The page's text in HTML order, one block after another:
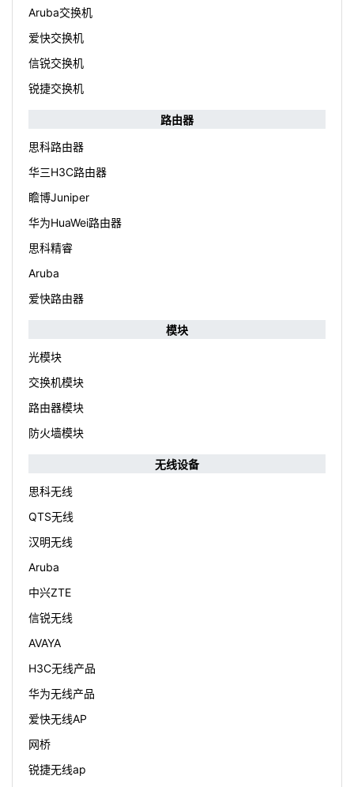
Aruba交换机
爱快交换机
信锐交换机
锐捷交换机
路由器
思科路由器
华三H3C路由器
瞻博Juniper
华为HuaWei路由器
思科精睿
Aruba
爱快路由器
模块
光模块
交换机模块
路由器模块
防火墙模块
无线设备
思科无线
QTS无线
汉明无线
Aruba
中兴ZTE
信锐无线
AVAYA
H3C无线产品
华为无线产品
爱快无线AP
网桥
锐捷无线ap